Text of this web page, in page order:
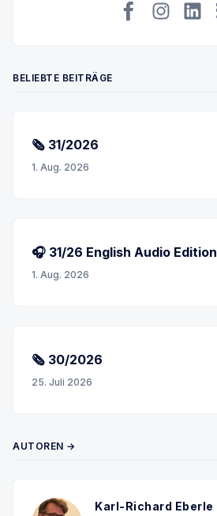
BELIEBTE BEITRÄGE
🗞 31/2026
1. Aug. 2026
🎧 31/26 English Audio Edition
1. Aug. 2026
🗞 30/2026
25. Juli 2026
AUTOREN →
Karl-Richard Eberle